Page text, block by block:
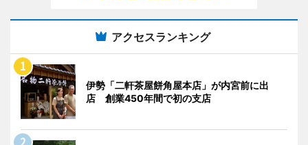
アクセスランキング
伊勢「二軒茶屋餅角屋本店」が内宮前に出
店 創業450年間で初の支店